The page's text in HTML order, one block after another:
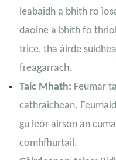
leabaidh a bhith ro
daoine a bhith fo
trice, tha àirde
freagarrach.
Taic Mhath: Feumar
cathraichean.
gu leòr airson an
comhfhurtail.